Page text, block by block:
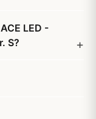
LED -
S?